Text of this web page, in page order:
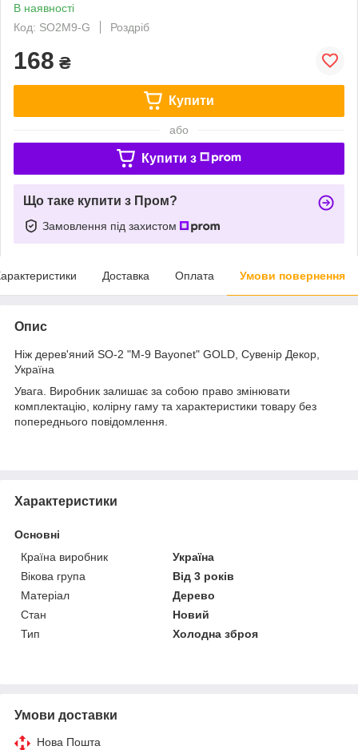
В наявності
Код: SO2M9-G
Роздріб
168 ₴
Купити
або
Купити з
Що таке купити з Пром?
Замовлення під захистом
Доставка Оплата Умови повернення
Опис
Ніж дерев'яний SO-2 "M-9 Bayonet" GOLD, Сувенір Декор,
Україна
Увага. Виробник залишає за собою право змінювати
комплектацію, колірну гаму та характеристики товару без
попереднього повідомлення.
Характеристики
Основні
Країна виробник
Україна
Вікова група
Від 3 років
Матеріал
Дерево
Стан
Новий
Тип
Холодна зброя
Умови доставки
Нова Пошта